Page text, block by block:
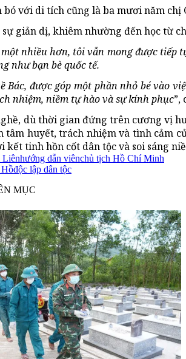
bó với di tích cũng là ba mươi năm
sự giản dị, khiêm nhường đến học từ
nhiều hơn, tôi vẫn mong được tiếp
như bạn bè quốc tế.
Bác, được góp một phần nhỏ bé vào
nhiệm, niềm tự hào và sự kính phục”,
dù thời gian đứng trên cương vị
tâm huyết, trách nhiệm và tình cảm
kết tinh hồn cốt dân tộc và soi sáng
Liênhướng dẫn viênchủ tịch Hồ Chí Minh
Hồđộc lập dân tộc
MỤC